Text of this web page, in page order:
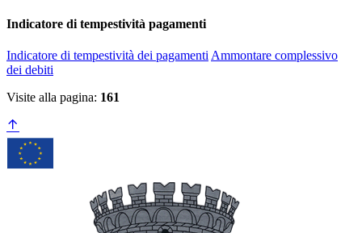
Indicatore di tempestività pagamenti
Indicatore di tempestività dei pagamenti Ammontare complessivo
dei debiti
Visite alla pagina: 161